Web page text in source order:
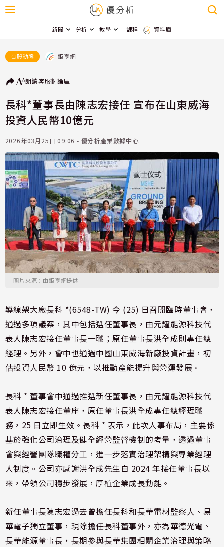
新聞 分析 教學 課程 資料庫
台股動態 鉅亨網
朗讀客服討論區
長科*董事長由陳志宏接任 宣布在山東威海
投資人民幣10億元
2026年03月25日 09:06 - 優分析產業數據中心
圖片來源：由鉅亨網提供
導線架大廠長科 *(6548-TW) 今 (25) 日召開臨時董事會，
通過多項議案，其中包括選任董事長，由元耀能源科技代
表人陳志宏接任董事長一職；原任董事長洪全成則專任總
經理。另外，會中也通過中國山東威海新廠投資計畫，初
估投資人民幣 10 億元，以推動產能提升與營運發展。
長科 * 董事會中通過推選新任董事長，由元耀能源科技代
表人陳志宏接任董座，原任董事長洪全成專任總經理職
務，25 日立即生效。長科 * 表示，此次人事布局，主要係
基於強化公司治理及健全經營監督機制的考量，透過董事
會與經營團隊職權分工，進一步落實治理架構與專業經理
人制度。公司亦感謝洪全成先生自 2024 年接任董事長以
來，帶領公司穩步發展，厚植企業成長動能。
新任董事長陳志宏過去曾擔任長科和長華電材監察人、易
華電子獨立董事，現除擔任長科董事外，亦為華德光電、
長華能源董事長，長期參與長華集團相關企業治理與策略